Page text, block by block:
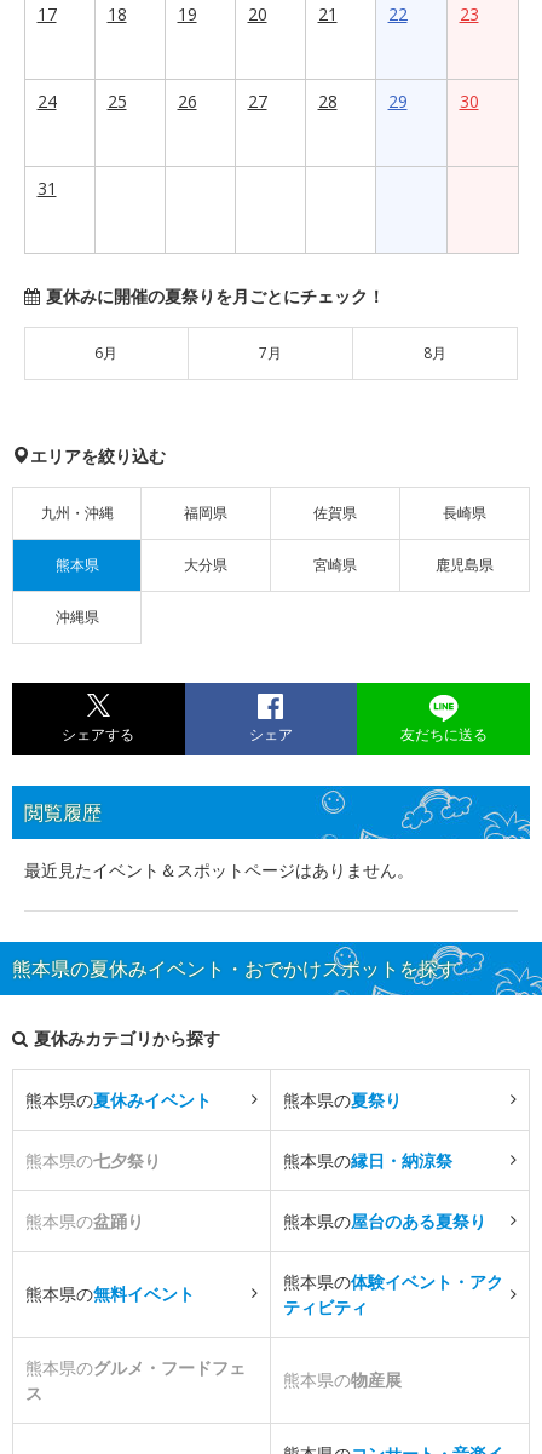
17
18 19 20 21 22 23
24 25 26 27 28 29 30
31
夏休みに開催の夏祭りを月ごとにチェック！
6月 7月 8月
エリアを絞り込む
九州・沖縄 福岡県 佐賀県 長崎県
熊本県 大分県 宮崎県 鹿児島県
沖縄県
シェアする シェア 友だちに送る
閲覧履歴
最近見たイベント＆スポットページはありません。
熊本県の夏休みイベント・おでかけスポットを探す
夏休みカテゴリから探す
熊本県の夏休みイベント 熊本県の夏祭り
熊本県の七夕祭り 熊本県の縁日・納涼祭
熊本県の盆踊り 熊本県の屋台のある夏祭り
熊本県の無料イベント
熊本県の体験イベント・アク
ティビティ
熊本県のグルメ・フードフェ
ス
熊本県の物産展